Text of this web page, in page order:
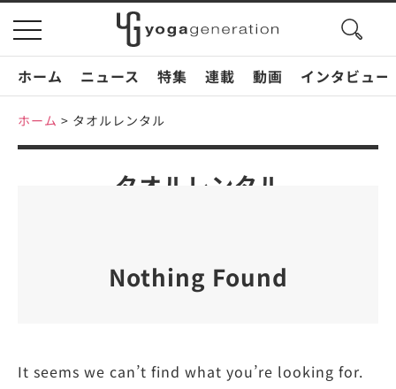
toggle
navigation
search
ホーム
ニュース 特集 連載 動画 インタビュー
ホーム > タオルレンタル
タオルレンタル
Nothing Found
It seems we can’t find what you’re looking for.